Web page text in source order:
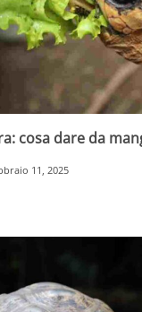
cosa dare da
11, 2025